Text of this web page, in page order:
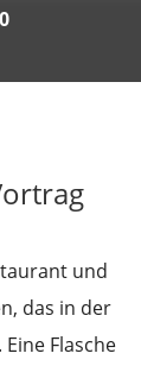
und
das in der
Flasche